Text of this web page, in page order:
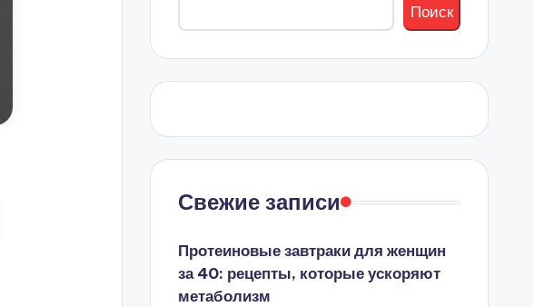
Поиск
Свежие записи
Протеиновые завтраки для женщин
за 40: рецепты, которые ускоряют
метаболизм